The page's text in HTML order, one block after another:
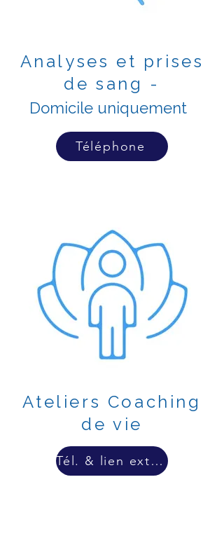
Analyses et prises
de sang -
Domicile uniquement
Téléphone
Ateliers Coaching
de vie
Tél. & lien externe